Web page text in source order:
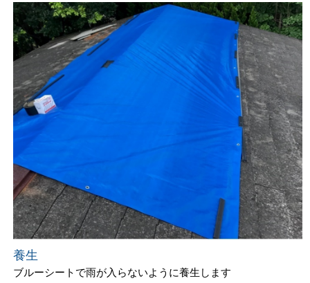
養生
ブルーシートで雨が入らないように養生します